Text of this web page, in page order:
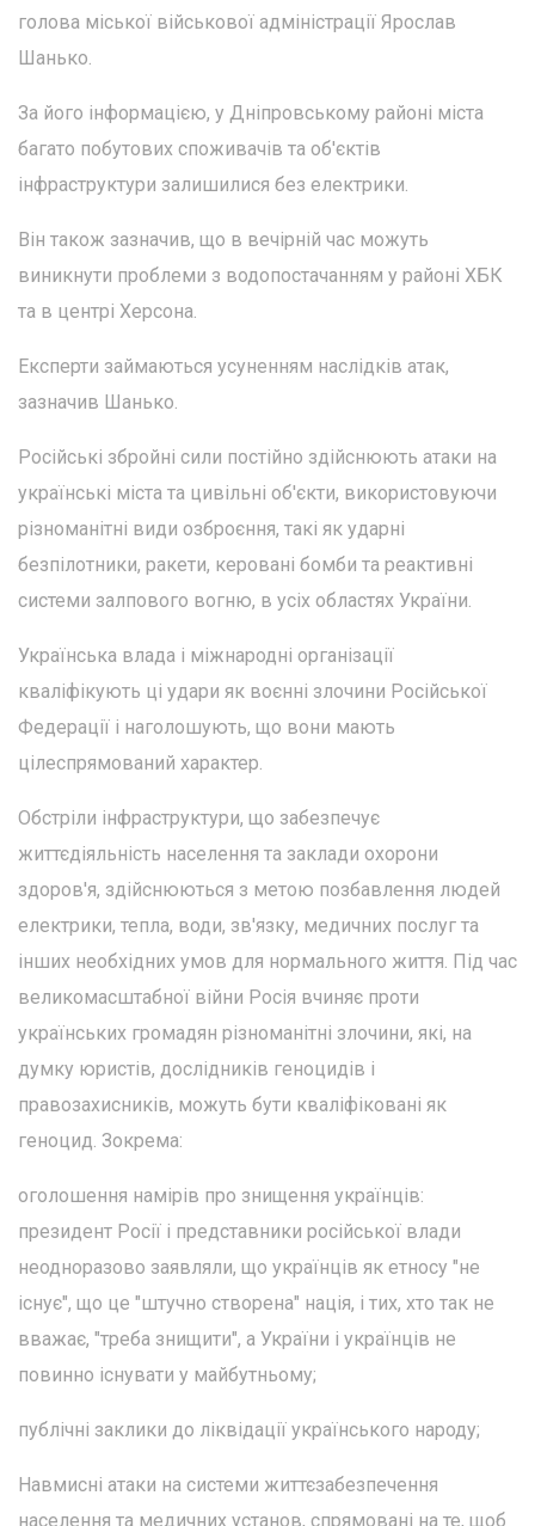
голова міської військової адміністрації Ярослав
Шанько.
За його інформацією, у Дніпровському районі міста
багато побутових споживачів та об'єктів
інфраструктури залишилися без електрики.
Він також зазначив, що в вечірній час можуть
виникнути проблеми з водопостачанням у районі ХБК
та в центрі Херсона.
Експерти займаються усуненням наслідків атак,
зазначив Шанько.
Російські збройні сили постійно здійснюють атаки на
українські міста та цивільні об'єкти, використовуючи
різноманітні види озброєння, такі як ударні
безпілотники, ракети, керовані бомби та реактивні
системи залпового вогню, в усіх областях України.
Українська влада і міжнародні організації
кваліфікують ці удари як воєнні злочини Російської
Федерації і наголошують, що вони мають
цілеспрямований характер.
Обстріли інфраструктури, що забезпечує
життєдіяльність населення та заклади охорони
здоров'я, здійснюються з метою позбавлення людей
електрики, тепла, води, зв'язку, медичних послуг та
інших необхідних умов для нормального життя. Під час
великомасштабної війни Росія вчиняє проти
українських громадян різноманітні злочини, які, на
думку юристів, дослідників геноцидів і
правозахисників, можуть бути кваліфіковані як
геноцид. Зокрема:
оголошення намірів про знищення українців:
президент Росії і представники російської влади
неодноразово заявляли, що українців як етносу "не
існує", що це "штучно створена" нація, і тих, хто так не
вважає, "треба знищити", а України і українців не
повинно існувати у майбутньому;
публічні заклики до ліквідації українського народу;
Навмисні атаки на системи життєзабезпечення
населення та медичних установ, спрямовані на те, щоб